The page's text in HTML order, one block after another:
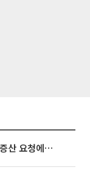
[특징주] “탄약 부족하다“ 美 국방부 증산 요청에⋯국내 방산주 급등세